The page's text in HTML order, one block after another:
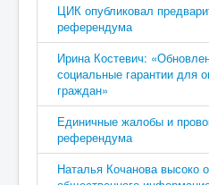
ЦИК опубликовал
референдума
Ирина Костевич:
социальные гарантии для
граждан»
Единичные жалобы и
референдума
Наталья Кочанова высоко